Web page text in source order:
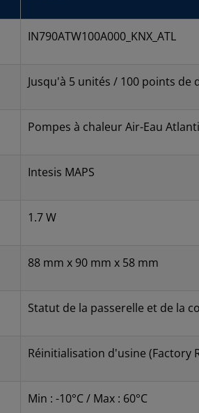
IN790ATW100A000_KNX_ATL
Jusqu'à 5 unités / 100 points de
Pompes à chaleur Air-Eau
Intesis MAPS
1.7 W
88 mm x 90 mm x 58 mm
Statut de la passerelle et de la
Réinitialisation d'usine (Factory
Min : -10°C / Max : 60°C